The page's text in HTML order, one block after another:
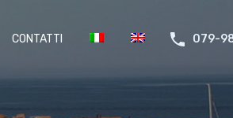
CONTATTI 079-